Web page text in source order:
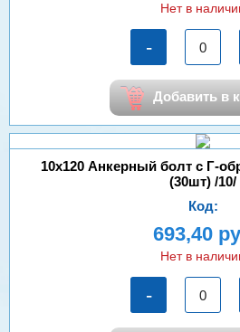
Нет в
-
Добавить в
10х120 Анкерный болт с Г-
(30шт) /10/
Код:
693,40
Нет в
-